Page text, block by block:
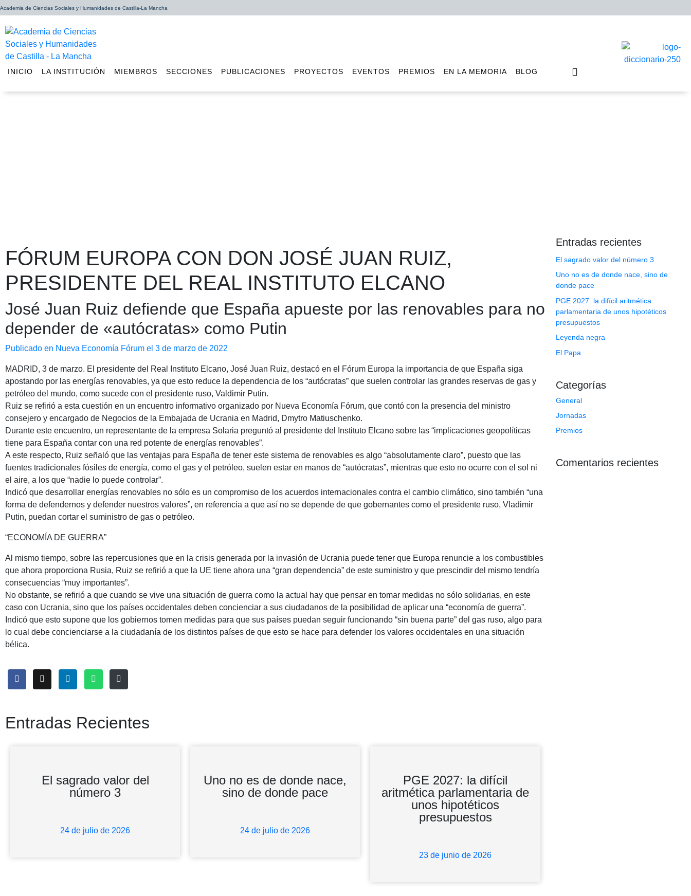
Academia de Ciencias Sociales y Humanidades de Castilla-La Mancha
INICIO LA INSTITUCIÓN MIEMBROS SECCIONES PUBLICACIONES PROYECTOS EVENTOS PREMIOS EN LA MEMORIA BLOG
FÓRUM EUROPA CON DON JOSÉ JUAN RUIZ,
PRESIDENTE DEL REAL INSTITUTO ELCANO
José Juan Ruiz defiende que España apueste por las renovables para no
depender de «autócratas» como Putin
Publicado en Nueva Economía Fórum el 3 de marzo de 2022
MADRID, 3 de marzo. El presidente del Real Instituto Elcano, José Juan Ruiz, destacó en el Fórum Europa la importancia de que España siga
apostando por las energías renovables, ya que esto reduce la dependencia de los “autócratas” que suelen controlar las grandes reservas de gas y
petróleo del mundo, como sucede con el presidente ruso, Valdimir Putin.
Ruiz se refirió a esta cuestión en un encuentro informativo organizado por Nueva Economía Fórum, que contó con la presencia del ministro
consejero y encargado de Negocios de la Embajada de Ucrania en Madrid, Dmytro Matiuschenko.
Durante este encuentro, un representante de la empresa Solaria preguntó al presidente del Instituto Elcano sobre las “implicaciones geopolíticas
tiene para España contar con una red potente de energías renovables”.
A este respecto, Ruiz señaló que las ventajas para España de tener este sistema de renovables es algo “absolutamente claro”, puesto que las
fuentes tradicionales fósiles de energía, como el gas y el petróleo, suelen estar en manos de “autócratas”, mientras que esto no ocurre con el sol ni
el aire, a los que “nadie lo puede controlar”.
Indicó que desarrollar energías renovables no sólo es un compromiso de los acuerdos internacionales contra el cambio climático, sino también “una
forma de defendernos y defender nuestros valores”, en referencia a que así no se depende de que gobernantes como el presidente ruso, Vladimir
Putin, puedan cortar el suministro de gas o petróleo.
“ECONOMÍA DE GUERRA”
Al mismo tiempo, sobre las repercusiones que en la crisis generada por la invasión de Ucrania puede tener que Europa renuncie a los combustibles
que ahora proporciona Rusia, Ruiz se refirió a que la UE tiene ahora una “gran dependencia” de este suministro y que prescindir del mismo tendría
consecuencias “muy importantes”.
No obstante, se refirió a que cuando se vive una situación de guerra como la actual hay que pensar en tomar medidas no sólo solidarias, en este
caso con Ucrania, sino que los países occidentales deben concienciar a sus ciudadanos de la posibilidad de aplicar una “economía de guerra”.
Indicó que esto supone que los gobiernos tomen medidas para que sus países puedan seguir funcionando “sin buena parte” del gas ruso, algo para
lo cual debe concienciarse a la ciudadanía de los distintos países de que esto se hace para defender los valores occidentales en una situación
bélica.
Entradas Recientes
El sagrado valor del
número 3
24 de julio de 2026
Uno no es de donde nace,
sino de donde pace
24 de julio de 2026
PGE 2027: la difícil
aritmética parlamentaria de
unos hipotéticos
presupuestos
23 de junio de 2026
Entradas recientes
El sagrado valor del número 3
Uno no es de donde nace, sino de
donde pace
PGE 2027: la difícil aritmética
parlamentaria de unos hipotéticos
presupuestos
Leyenda negra
El Papa
Categorías
General
Jornadas
Premios
Comentarios recientes